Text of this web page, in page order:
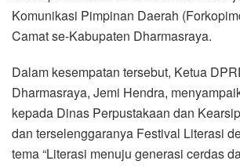
Komunikasi Pimpinan Daerah
Camat se-Kabupaten Dharmasraya.
Dalam kesempatan tersebut, Ketua
Dharmasraya, Jemi Hendra,
kepada Dinas Perpustakaan dan
dan terselenggaranya Festival Literasi
tema “Literasi menuju generasi cerdas